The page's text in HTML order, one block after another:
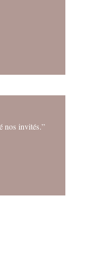
nos invités.”